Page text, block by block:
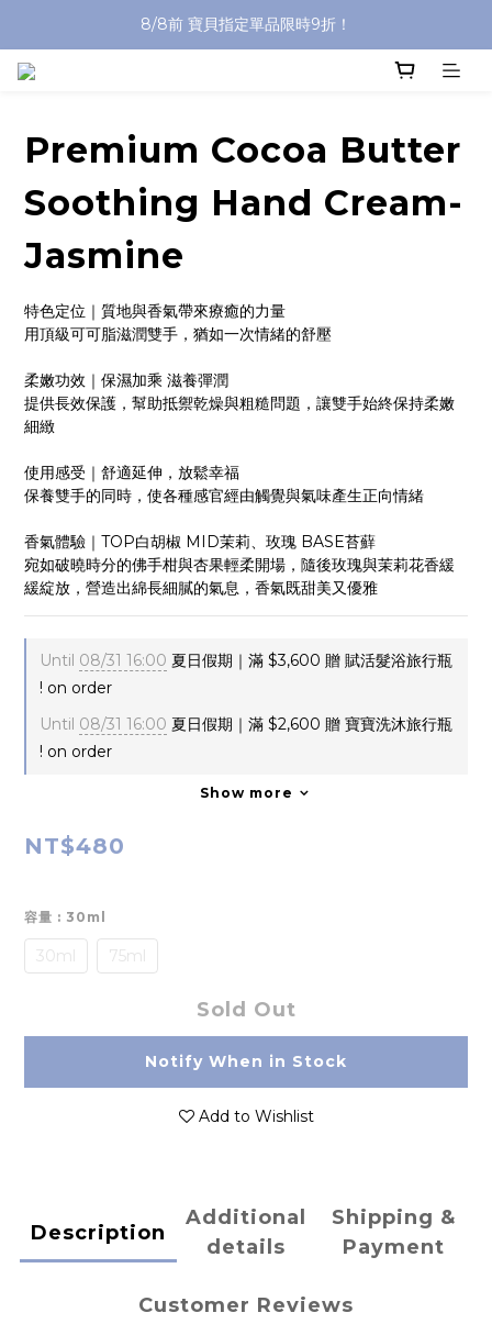
沐浴油單品限時9折！
8/8前 寶貝指定單品限時9折！
Premium Cocoa Butter
Soothing Hand Cream-
Jasmine
特色定位｜質地與香氣帶來療癒的力量
用頂級可可脂滋潤雙手，猶如一次情緒的舒壓
柔嫩功效｜保濕加乘 滋養彈潤
提供長效保護，幫助抵禦乾燥與粗糙問題，讓雙手始終保持柔嫩
細緻
使用感受｜舒適延伸，放鬆幸福
保養雙手的同時，使各種感官經由觸覺與氣味產生正向情緒
香氣體驗｜TOP白胡椒 MID茉莉、玫瑰 BASE苔蘚
宛如破曉時分的佛手柑與杏果輕柔開場，隨後玫瑰與茉莉花香緩
緩綻放，營造出綿長細膩的氣息，香氣既甜美又優雅
Until 08/31 16:00 夏日假期｜滿 $3,600 贈 賦活髮浴旅行瓶
! on order
Until 08/31 16:00 夏日假期｜滿 $2,600 贈 寶寶洗沐旅行瓶
! on order
Show more
NT$480
容量 : 30ml
30ml 75ml
Sold Out
Notify When in Stock
Add to Wishlist
Description
Additional
details
Shipping &
Payment
Customer Reviews